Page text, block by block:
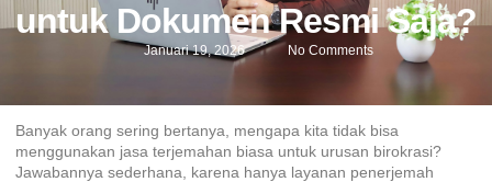
untuk Dokumen Resmi Saja?
Januari 19, 2026 No Comments
Banyak orang sering bertanya, mengapa kita tidak bisa
menggunakan jasa terjemahan biasa untuk urusan birokrasi?
Jawabannya sederhana, karena hanya layanan penerjemah